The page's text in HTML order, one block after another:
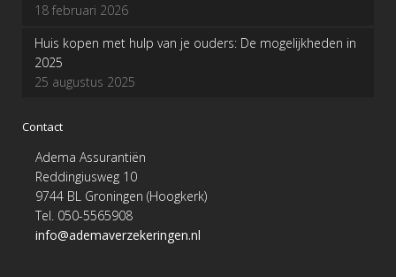
18 februari 2026
Huis kopen met hulp van je ouders: De mogelijkheden in
2025
25 augustus 2025
Contact
Adema Assurantiën
Reddingiusweg 10
9744 BL Groningen (Hoogkerk)
Tel. 050-5565908
info@ademaverzekeringen.nl